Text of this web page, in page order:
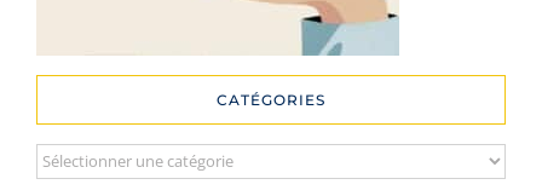
CATÉGORIES
Catégories